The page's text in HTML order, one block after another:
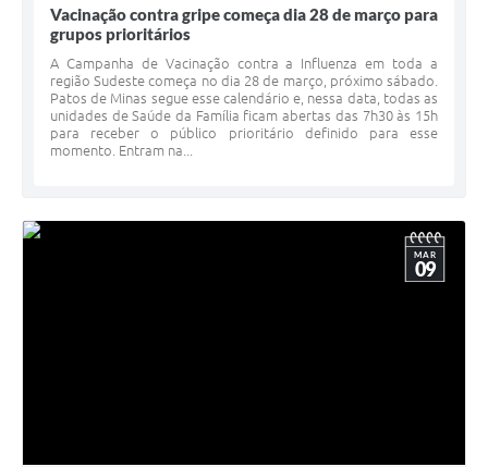
Vacinação contra gripe começa dia 28 de março para
grupos prioritários
A Campanha de Vacinação contra a Influenza em toda a
região Sudeste começa no dia 28 de março, próximo sábado.
Patos de Minas segue esse calendário e, nessa data, todas as
unidades de Saúde da Família ficam abertas das 7h30 às 15h
para receber o público prioritário definido para esse
momento. Entram na...
MAR
09